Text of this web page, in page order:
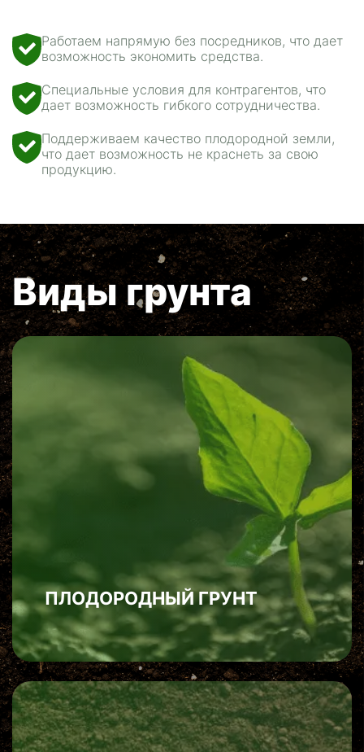
Работаем напрямую без посредников, что дает
возможность экономить средства.
Специальные условия для контрагентов, что
дает возможность гибкого сотрудничества.
Поддерживаем качество плодородной земли,
что дает возможность не краснеть за свою
продукцию.
Виды грунта
ПЛОДОРОДНЫЙ ГРУНТ